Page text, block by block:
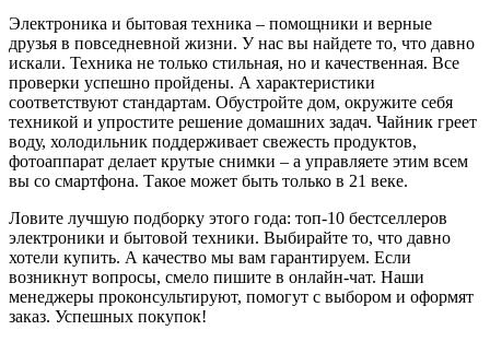
Электроника и бытовая техника – помощники и верные
друзья в повседневной жизни. У нас вы найдете то, что давно
искали. Техника не только стильная, но и качественная. Все
проверки успешно пройдены. А характеристики
соответствуют стандартам. Обустройте дом, окружите себя
техникой и упростите решение домашних задач. Чайник греет
воду, холодильник поддерживает свежесть продуктов,
фотоаппарат делает крутые снимки – а управляете этим всем
вы со смартфона. Такое может быть только в 21 веке.
Ловите лучшую подборку этого года: топ-10 бестселлеров
электроники и бытовой техники. Выбирайте то, что давно
хотели купить. А качество мы вам гарантируем. Если
возникнут вопросы, смело пишите в онлайн-чат. Наши
менеджеры проконсультируют, помогут с выбором и оформят
заказ. Успешных покупок!